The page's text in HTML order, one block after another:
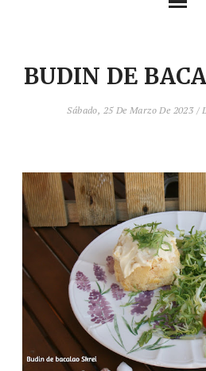
BUDIN DE
Sábado, 25 De Marzo De 2023 /